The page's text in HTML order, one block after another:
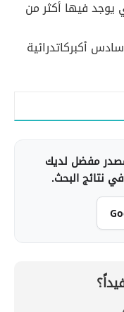
يوجد فيها أكثر من
أكبركاتدرائية
مفضل لديك
نتائج البحث.